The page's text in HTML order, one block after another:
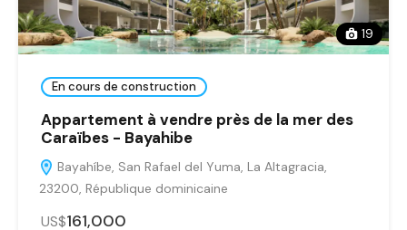
19
En cours de construction
Appartement à vendre près de la mer des
Caraïbes - Bayahibe
Bayahíbe, San Rafael del Yuma, La Altagracia,
23200, République dominicaine
US$161,000